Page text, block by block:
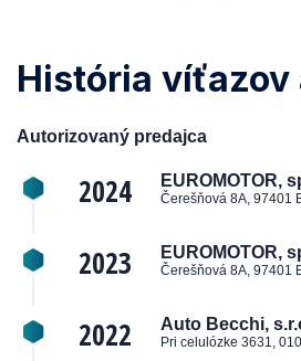
História víťazov
Autorizovaný predajca
2024 EUROMOTOR,
Čerešňová 8A, 97401
2023 EUROMOTOR,
Čerešňová 8A, 97401
2022 Auto Becchi,
Pri celulózke 3631,